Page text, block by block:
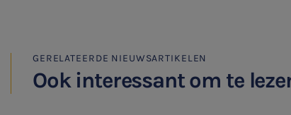
Accountancy
GERELATEERDE NIEUWSARTIKELEN
Ook interessant om te